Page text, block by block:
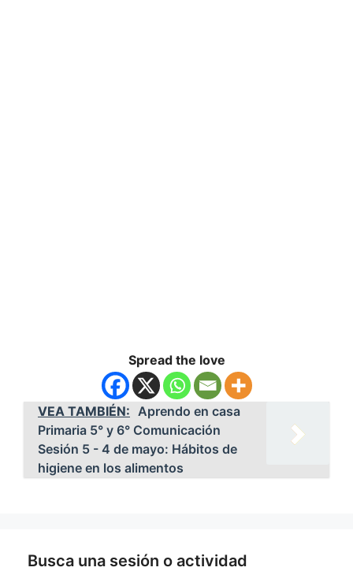
Spread the love
VEA TAMBIÉN: Aprendo en casa
Primaria 5° y 6° Comunicación
Sesión 5 - 4 de mayo: Hábitos de
higiene en los alimentos
Busca una sesión o actividad